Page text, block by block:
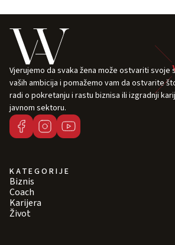
Vjerujemo da svaka žena može ostvariti svoje
vaših ambicija i pomažemo vam da ostvarite
radi o pokretanju i rastu biznisa ili izgradnji
javnom sektoru.
KATEGORIJE
Biznis
Coach
Karijera
Život